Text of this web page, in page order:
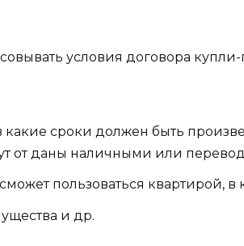
условия договора
какие сроки должен быть
от даны наличными или
пользоваться квартирой,
и др.